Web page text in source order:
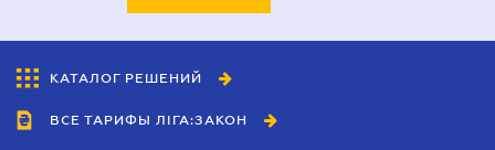
КАТАЛОГ РЕШЕНИЙ
ВСЕ ТАРИФЫ ЛІГА:ЗАКОН